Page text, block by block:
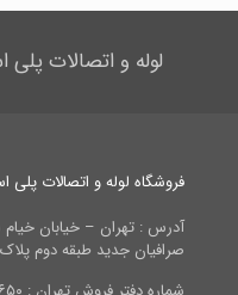
لوله و اتصالات پلی
فروشگاه لوله و اتصالات پلی
آدرس : تهران – خیابان
صرافیان جدید طبقه دوم پلاک 6